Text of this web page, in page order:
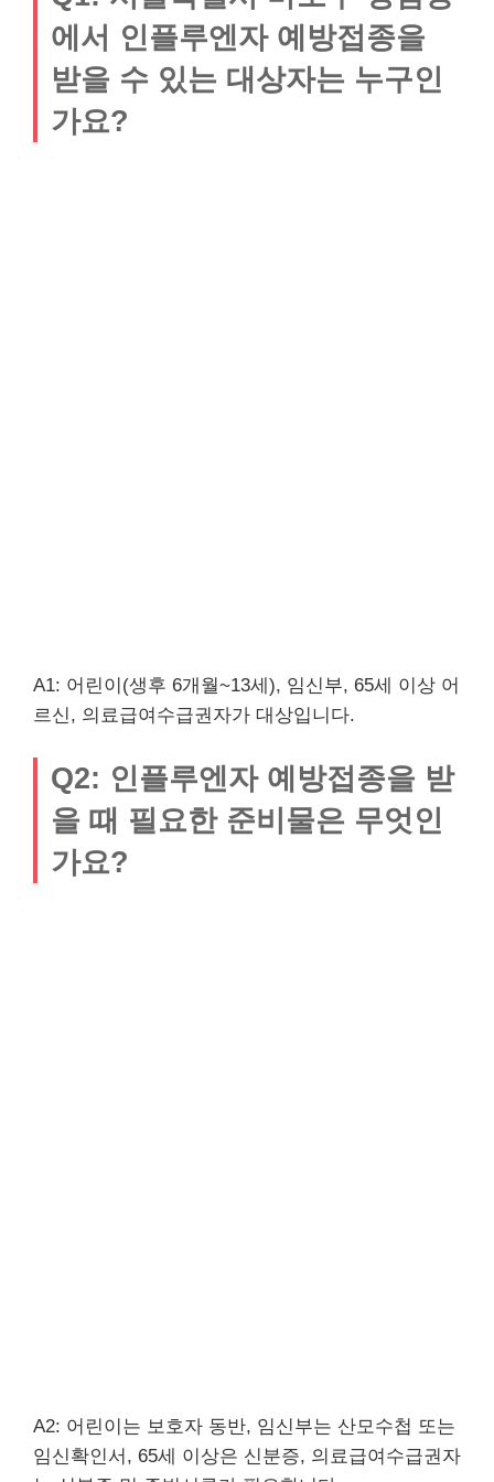
에서 인플루엔자 예방접종을
받을 수 있는 대상자는 누구인
가요?
A1: 어린이(생후 6개월~13세), 임신부, 65세 이상 어
르신, 의료급여수급권자가 대상입니다.
Q2: 인플루엔자 예방접종을 받
을 때 필요한 준비물은 무엇인
가요?
A2: 어린이는 보호자 동반, 임신부는 산모수첩 또는
임신확인서, 65세 이상은 신분증, 의료급여수급권자